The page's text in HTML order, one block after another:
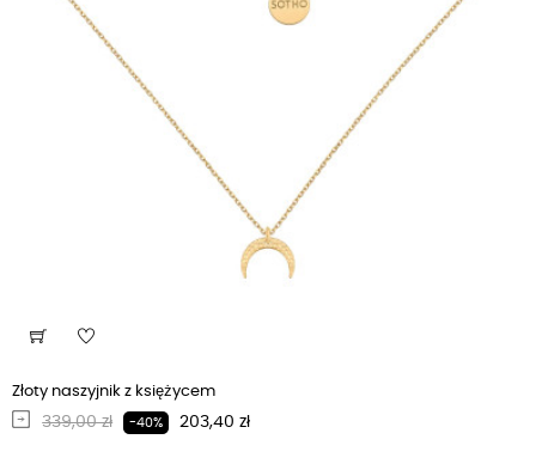
Złoty naszyjnik z księżycem
Regularna cena
339,00 zł -40% Cena
203,40 zł